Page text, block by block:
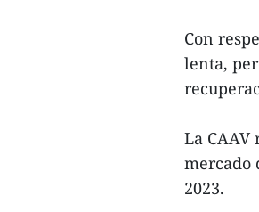
Con
lenta,
La CAAV
mercado
2023.